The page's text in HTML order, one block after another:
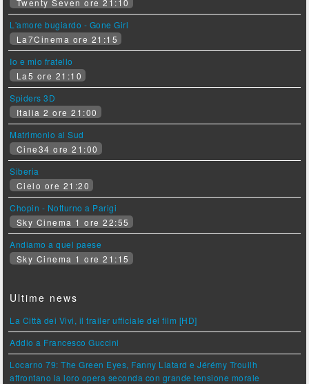
Twenty Seven ore 21:10
L'amore bugiardo - Gone Girl
La7Cinema ore 21:15
Io e mio fratello
La5 ore 21:10
Spiders 3D
Italia 2 ore 21:00
Matrimonio al Sud
Cine34 ore 21:00
Siberia
Cielo ore 21:20
Chopin - Notturno a Parigi
Sky Cinema 1 ore 22:55
Andiamo a quel paese
Sky Cinema 1 ore 21:15
Ultime news
La Città dei Vivi, il trailer ufficiale del film [HD]
Addio a Francesco Guccini
Locarno 79: The Green Eyes, Fanny Liatard e Jérémy Trouilh
affrontano la loro opera seconda con grande tensione morale